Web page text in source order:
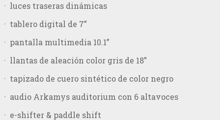
· luces traseras dinámicas
· tablero digital de 7”
· pantalla multimedia 10.1”
· llantas de aleación color gris de 18”
· tapizado de cuero sintético de color negro
· audio Arkamys auditorium con 6 altavoces
· e-shifter & paddle shift